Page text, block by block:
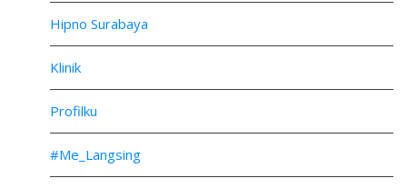
Hipno Surabaya
Klinik
Profilku
#Me_Langsing